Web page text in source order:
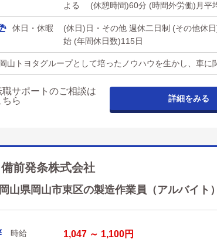
よる (休憩時間)60分 (時間外労働)月平
休日・休暇
(休日)日・その他 週休二日制 (その他休
始 (年間休日数)115日
岡山トヨタグループとして培ったノウハウを生かし、車
職サポートのご相談は
ちら
詳細をみる
備前発条株式会社
岡山県岡山市東区の製造作業員（アルバイト
時給 1,047 ～ 1,100円